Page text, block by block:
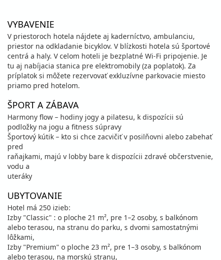
VYBAVENIE
V priestoroch hotela nájdete aj kaderníctvo, ambulanciu,
priestor na odkladanie bicyklov. V blízkosti hotela sú športové
centrá a haly. V celom hoteli je bezplatné Wi-Fi pripojenie. Je
tu aj nabíjacia stanica pre elektromobily (za poplatok). Za
príplatok si môžete rezervovať exkluzívne parkovacie miesto
priamo pred hotelom.
ŠPORT A ZÁBAVA
Harmony flow – hodiny jogy a pilatesu, k dispozícii sú
podložky na jogu a fitness súpravy
Športový kútik – kto si chce zacvičiť v posilňovni alebo zabehať
pred
raňajkami, majú v lobby bare k dispozícii zdravé občerstvenie,
vodu a
uteráky
UBYTOVANIE
Hotel má 250 izieb:
Izby "Classic" : o ploche 21 m², pre 1–2 osoby, s balkónom
alebo terasou, na stranu do parku, s dvomi samostatnými
lôžkami,
Izby "Premium" o ploche 23 m², pre 1–3 osoby, s balkónom
alebo terasou, na morskú stranu,